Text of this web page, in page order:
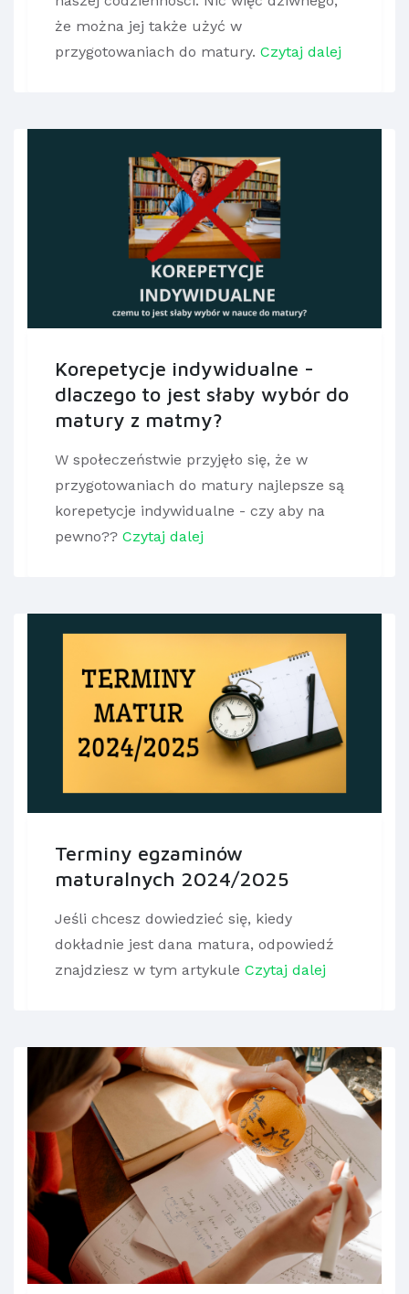
że można jej także użyć w
przygotowaniach do matury. Czytaj dalej
Korepetycje indywidualne -
dlaczego to jest słaby wybór do
matury z matmy?
W społeczeństwie przyjęło się, że w
przygotowaniach do matury najlepsze są
korepetycje indywidualne - czy aby na
pewno?? Czytaj dalej
Terminy egzaminów
maturalnych 2024/2025
Jeśli chcesz dowiedzieć się, kiedy
dokładnie jest dana matura, odpowiedź
znajdziesz w tym artykule Czytaj dalej